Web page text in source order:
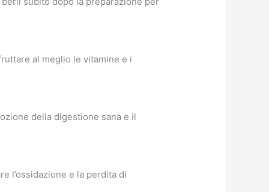
al meglio le vitamine e i
della digestione sana e il
l’ossidazione e la perdita di